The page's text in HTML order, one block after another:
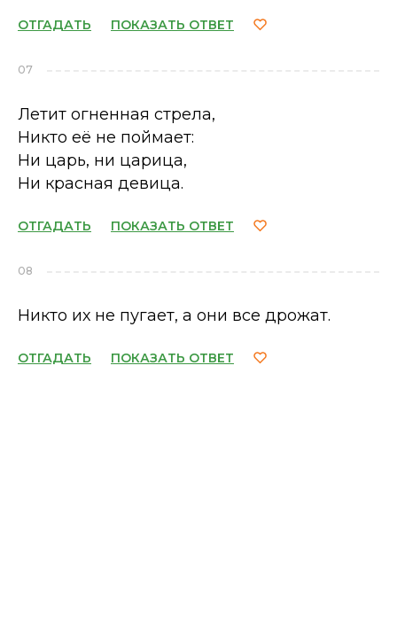
ОТГАДАТЬ ПОКАЗАТЬ ОТВЕТ
07
Летит огненная стрела,
Никто её не поймает:
Ни царь, ни царица,
Ни красная девица.
ОТГАДАТЬ ПОКАЗАТЬ ОТВЕТ
08
Никто их не пугает, а они все дрожат.
ОТГАДАТЬ ПОКАЗАТЬ ОТВЕТ